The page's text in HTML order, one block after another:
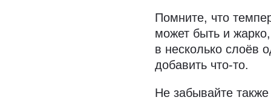
Помните, что
может быть и
в несколько слоёв
добавить что-то.
Не забывайте